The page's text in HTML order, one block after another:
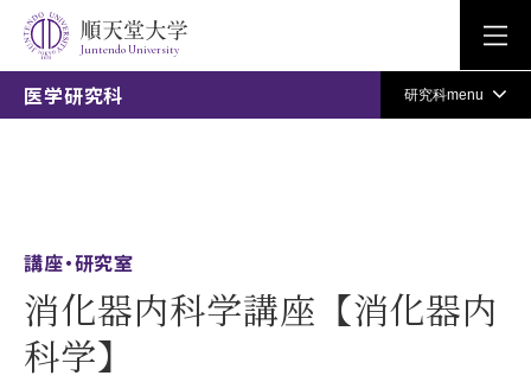
Juntendo University
医学研究科 研究科menu
講座・研究室
消化器内科学講座【消化器内
科学】